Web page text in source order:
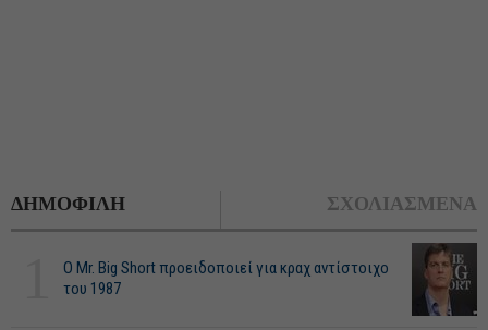
ΔΗΜΟΦΙΛΗ ΣΧΟΛΙΑΣΜΕΝΑ
O Mr. Big Short προειδοποιεί για κραχ αντίστοιχο
του 1987